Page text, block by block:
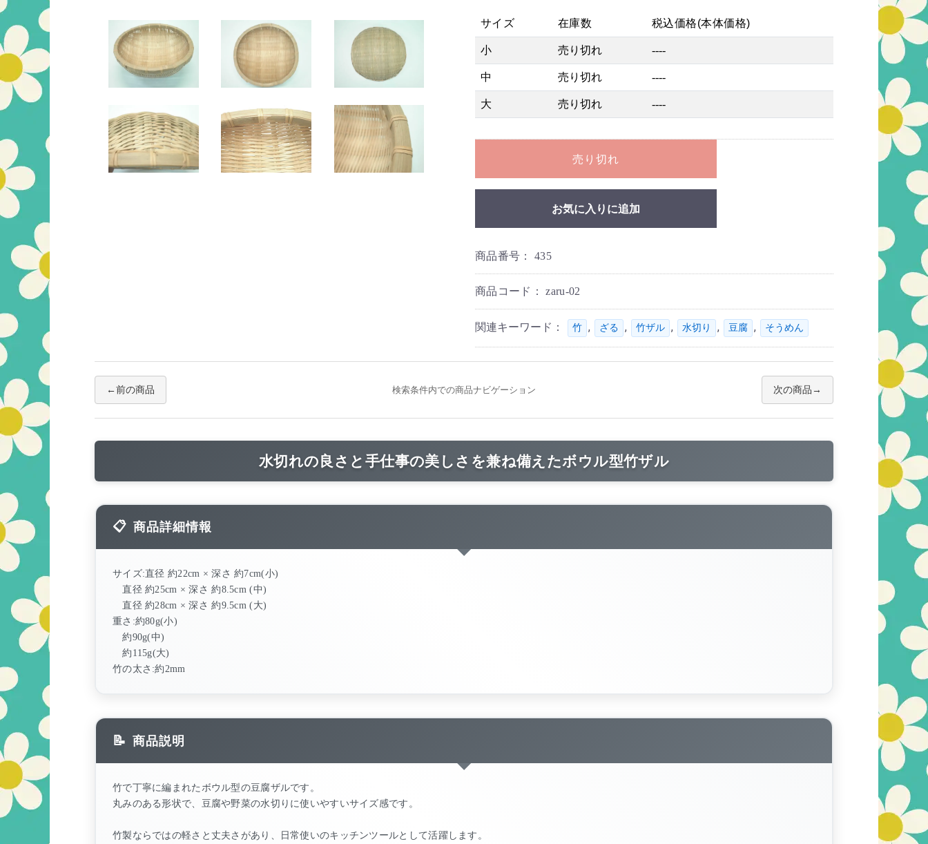
サイズ 在庫数 税込価格(本体価格)
小 売り切れ ----
中 売り切れ ----
大 売り切れ ----
売り切れ
お気に入りに追加
商品番号： 435
商品コード：zaru-02
関連キーワード： 竹 , ざる , 竹ザル , 水切り , 豆腐 , そうめん
前の商品 検索条件内での商品ナビゲーション 次の商品
水切れの良さと手仕事の美しさを兼ね備えたボウル型竹ザル
商品詳細情報
サイズ:直径 約22cm × 深さ 約7cm(小)
直径 約25cm × 深さ 約8.5cm (中)
直径 約28cm × 深さ 約9.5cm (大)
重さ:約80g(小)
約90g(中)
約115g(大)
竹の太さ:約2mm
商品説明
竹で丁寧に編まれたボウル型の豆腐ザルです。
丸みのある形状で、豆腐や野菜の水切りに使いやすいサイズ感です。
竹製ならではの軽さと丈夫さがあり、日常使いのキッチンツールとして活躍します。